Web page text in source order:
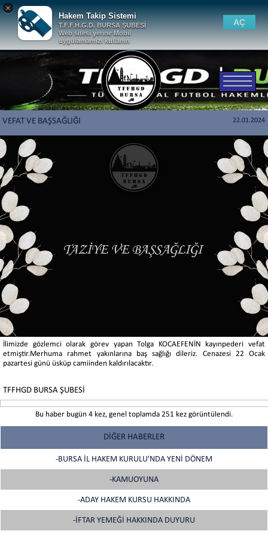
×
Hakem Takip Sistemi
T.F.F.H.G.D. BURSA ŞUBESİ
Web sitesi yerine Mobil
uygulamamızı kullanın
AÇ
VEFAT VE BAŞSAĞLIĞI 22.01.2024
İlimizde gözlemci olarak görev yapan Tolga KOCAEFENİN kayınpederi vefat
etmiştir.Merhuma rahmet yakınlarına baş sağlığı dileriz. Cenazesi 22 Ocak
pazartesi günü üsküp camiinden kaldırılacaktır.
TFFHGD BURSA ŞUBESİ
Bu haber bugün 4 kez, genel toplamda 251 kez görüntülendi.
DİĞER HABERLER
-BURSA İL HAKEM KURULU'NDA YENİ DÖNEM
-KAMUOYUNA
-ADAY HAKEM KURSU HAKKINDA
-İFTAR YEMEĞİ HAKKINDA DUYURU